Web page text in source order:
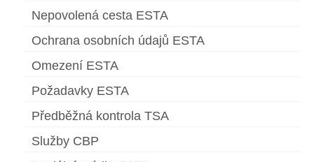
Nepovolená cesta ESTA
Ochrana osobních údajů ESTA
Omezení ESTA
Požadavky ESTA
Předběžná kontrola TSA
Služby CBP